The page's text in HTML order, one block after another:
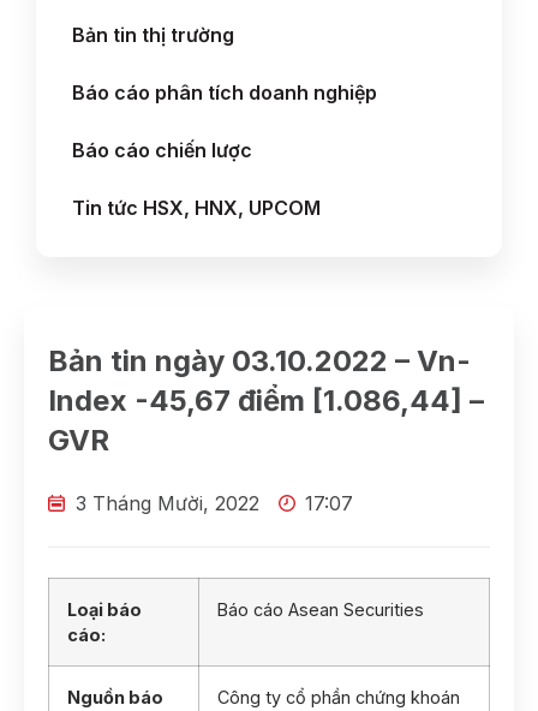
Bản tin thị trường
Báo cáo phân tích doanh nghiệp
Báo cáo chiến lược
Tin tức HSX, HNX, UPCOM
Bản tin ngày 03.10.2022 – Vn-
Index -45,67 điểm [1.086,44] –
GVR
3 Tháng Mười, 2022 17:07
Loại báo
cáo:
Báo cáo Asean Securities
Nguồn báo
Công ty cổ phần chứng khoán